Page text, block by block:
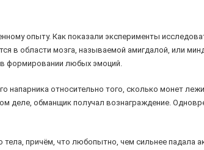
опыту. Как показали эксперименты
в области мозга, называемой амигдалой, или
в формировании любых эмоций.
относительно того, сколько монет
деле, обманщик получал вознаграждение.
причём, что любопытно, чем сильнее падала